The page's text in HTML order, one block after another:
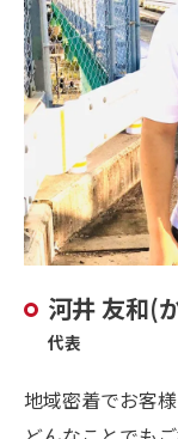
河井 友和(
代表
地域密着でお客